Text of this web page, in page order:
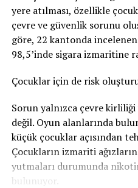
#Bundeshaus
#RuslanStefantschuk
RELATED TOPICS:
UP NEXT
Türkiye’deki İsviçre Ticaret
Görkemli Bir Resepsiyonla
DON'T MISS
Pfäffikon ZH’de Yaşanan
Çıkarılması: 120.000
Nötigung (zorlama)
96 gün soruşturma
para cezasıverdi. Bu ceza
Ancak adam soruşturma
kaldığıiçin bu süre
geriye 24 günlük, yani
Bunun yanında800 frank
verildi.
yere atılması, özellikle
çevre ve güvenlik sorunu
göre, 22 kantonda
98,5’inde sigara izmaritine
Çocuklar için de risk
Sorun yalnızca çevre
değil. Oyun alanlarında
küçük çocuklar açısından
Çocukların izmariti
yutmaları durumunda
bulunuyor.